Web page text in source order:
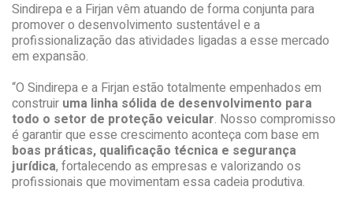
Sindirepa e a Firjan vêm atuando de forma conjunta para
promover o desenvolvimento sustentável e a
profissionalização das atividades ligadas a esse mercado
em expansão.
“O Sindirepa e a Firjan estão totalmente empenhados em
construir uma linha sólida de desenvolvimento para
todo o setor de proteção veicular. Nosso compromisso
é garantir que esse crescimento aconteça com base em
boas práticas, qualificação técnica e segurança
jurídica, fortalecendo as empresas e valorizando os
profissionais que movimentam essa cadeia produtiva.